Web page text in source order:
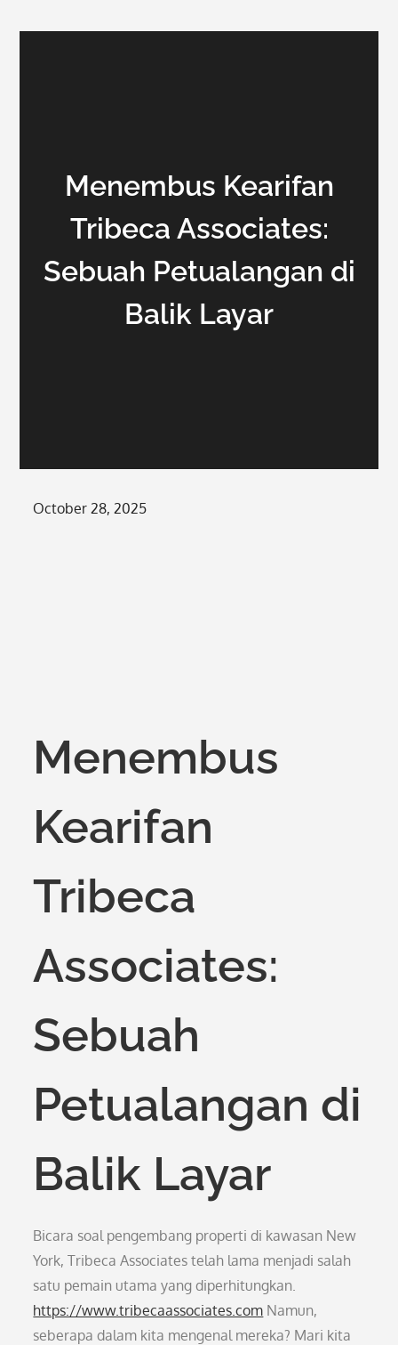
Menembus Kearifan
Tribeca Associates:
Sebuah Petualangan di
Balik Layar
Posted
October 28, 2025
Menembus
Kearifan
Tribeca
Associates:
Sebuah
Petualangan di
Balik Layar
Bicara soal pengembang properti di kawasan New
York, Tribeca Associates telah lama menjadi salah
satu pemain utama yang diperhitungkan.
https://www.tribecaassociates.com Namun,
seberapa dalam kita mengenal mereka? Mari kita